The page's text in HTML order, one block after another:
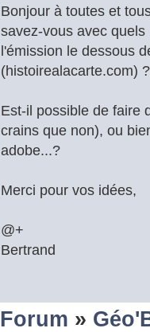
Bonjour à toutes et
savez-vous avec
l'émission le dessous
(histoirealacarte.com) ?
Est-il possible de faire
crains que non), ou
adobe...?
Merci pour vos idées,
@+
Bertrand
Forum »